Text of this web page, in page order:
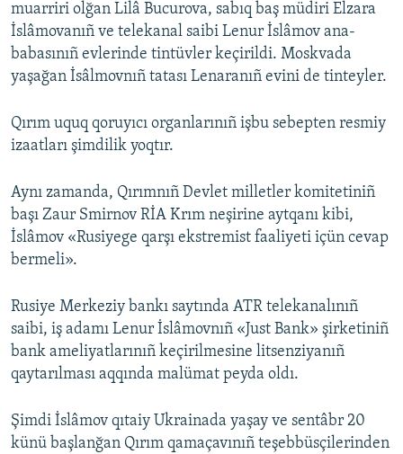
muarriri olğan Lilâ Bucurova, sabıq baş müdiri Elzara
İslâmovanıñ ve telekanal saibi Lenur İslâmov ana-
babasınıñ evlerinde tintüvler keçirildi. Moskvada
yaşağan İsâlmovnıñ tatası Lenaranıñ evini de tinteyler.
Qırım uquq qoruyıcı organlarınıñ işbu sebepten resmiy
izaatları şimdilik yoqtır.
Aynı zamanda, Qırımnıñ Devlet milletler komitetiniñ
başı Zaur Smirnov RİA Krım neşirine aytqanı kibi,
İslâmov «Rusiyege qarşı ekstremist faaliyeti içün cevap
bermeli».
Rusiye Merkeziy bankı saytında ATR telekanalınıñ
saibi, iş adamı Lenur İslâmovnıñ «Just Bank» şirketiniñ
bank ameliyatlarınıñ keçirilmesine litsenziyanıñ
qaytarılması aqqında malümat peyda oldı.
Şimdi İslâmov qıtaiy Ukrainada yaşay ve sentâbr 20
künü başlanğan Qırım qamaçavınıñ teşebbüsçilerinden